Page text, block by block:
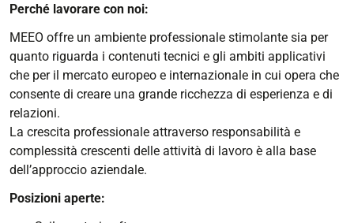
Perché lavorare con noi:
MEEO offre un ambiente professionale stimolante sia per
quanto riguarda i contenuti tecnici e gli ambiti applicativi
che per il mercato europeo e internazionale in cui opera che
consente di creare una grande ricchezza di esperienza e di
relazioni.
La crescita professionale attraverso responsabilità e
complessità crescenti delle attività di lavoro è alla base
dell’approccio aziendale.
Posizioni aperte: